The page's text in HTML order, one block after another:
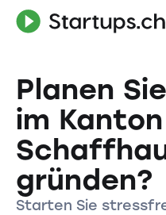
Planen
im Kanton
gründen?
Starten Sie